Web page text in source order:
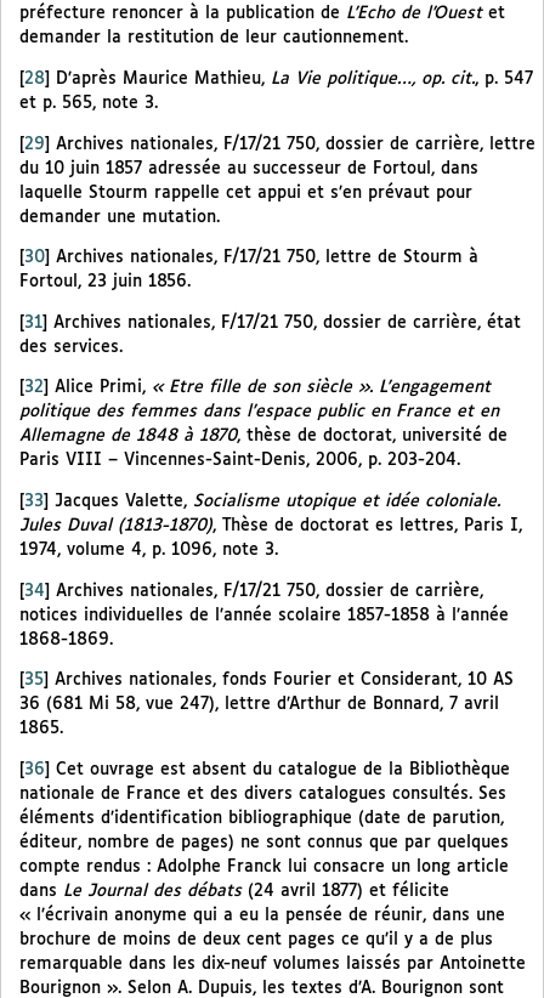
préfecture renoncer à la publication de L’Echo de l’Ouestet
demander la restitution de leur cautionnement.
28 D’après Maurice Mathieu, La Vie politique…, op. cit., p. 547
et p. 565, note 3.
[29] Archives nationales, F/17/21 750, dossier de carrière, lettre
du 10 juin 1857 adressée au successeur de Fortoul, dans
laquelle Stourm rappelle cet appui et s’en prévaut pour
demander une mutation.
30
Archives nationales, F/17/21 750, lettre de Stourm à
Fortoul, 23 juin 1856.
[31] Archives nationales, F/17/21 750, dossier de carrière, état
des services.
32 Alice Primi, « Etre fille de son siècle ». L’engagement
politique des femmes dans l’espace public en France et en
Allemagne de 1848 à 1870, thèse de doctorat, université de
Paris VIII – Vincennes-Saint-Denis, 2006, p. 203-204.
33 Jacques Valette, Socialisme utopique et idée coloniale.
Jules Duval (1813-1870), Thèse de doctorat es lettres, Paris I,
1974, volume 4, p. 1096, note 3.
[34] Archives nationales, F/17/21 750, dossier de carrière,
notices individuelles de l’année scolaire 1857-1858 à l’année
1868-1869.
35
Archives nationales, fonds Fourier et Considerant, 10 AS
36 (681 Mi 58, vue 247), lettre d’Arthur de Bonnard, 7 avril
1865.
[36] Cet ouvrage est absent du catalogue de la Bibliothèque
nationale de France et des divers catalogues consultés. Ses
éléments d’identification bibliographique (date de parution,
éditeur, nombre de pages) ne sont connus que par quelques
compte rendus : Adolphe Franck lui consacre un long article
dans Le Journal des débats (24 avril 1877) et félicite
« l’écrivain anonyme qui a eu la pensée de réunir, dans une
brochure de moins de deux cent pages ce qu’il y a de plus
remarquable dans les dix-neuf volumes laissés par Antoinette
Bourignon ». Selon A. Dupuis, les textes d’A. Bourignon sont